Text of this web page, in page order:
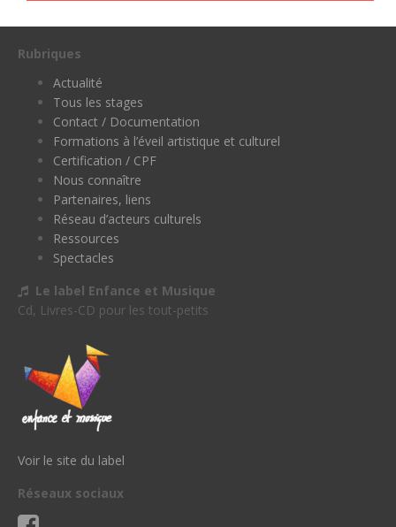
Rubriques
Actualité
Tous les stages
Contact / Documentation
Formations à l’éveil artistique et culturel
Certification / CPF
Nous connaître
Partenaires, liens
Réseau d’acteurs culturels
Ressources
Spectacles
Le label Enfance et Musique
Cd, Livres-CD pour les tout-petits
Voir le site du label
Réseaux sociaux